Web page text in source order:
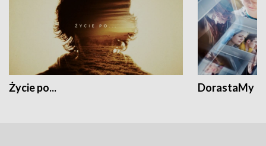
Życie po... DorastaMy